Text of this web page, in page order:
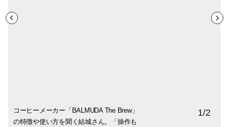
コーヒーメーカー「BALMUDA The Brew」
の特徴や使い方を聞く結城さん。「操作も
オープンドリップ式で、プロが入れてくれ
るハンドドリップの味わいを再現。
1/2